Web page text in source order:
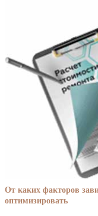
От каких факторов
оптимизировать